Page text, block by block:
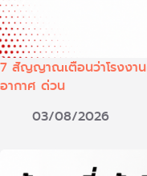
7 สัญญาณเตือนว่าโรงงา
อากาศ ด่วน
03/08/2026